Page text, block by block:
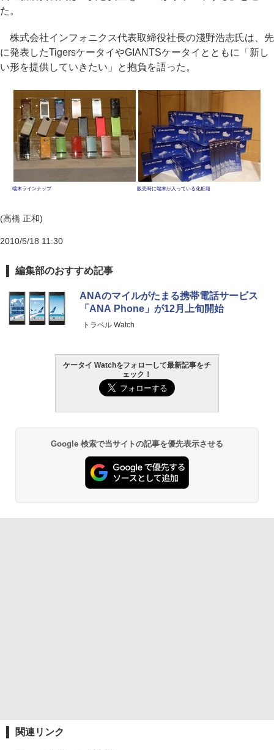
た。
株式会社インフォニクス代表取締役社長の淺野浩志氏は、先
に発表したTigersケータイやGIANTSケータイとともに「新し
い形を提供していきたい」と抱負を語った。
端末ラインナップ 販売時に端末が入っている化粧箱
(高橋 正和)
2010/5/18 11:30
編集部のおすすめ記事
ANAのマイルがたまる携帯電話サービス
「ANA Phone」が12月上旬開始
トラベル Watch
ケータイ Watchをフォローして最新記事をチ
ェック！
Google 検索で当サイトの記事を優先表示させる
関連リンク